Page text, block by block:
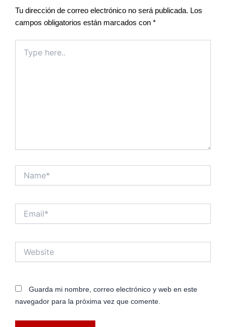
Tu dirección de correo electrónico no será publicada. Los
campos obligatorios están marcados con *
here..
Guarda mi nombre, correo electrónico y web en este
navegador para la próxima vez que comente.